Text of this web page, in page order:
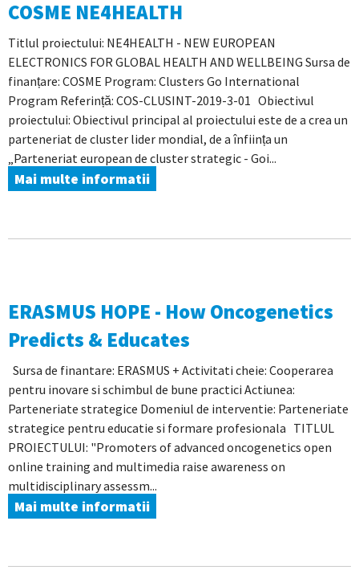
COSME NE4HEALTH
Titlul proiectului: NE4HEALTH - NEW EUROPEAN
ELECTRONICS FOR GLOBAL HEALTH AND WELLBEING Sursa de
finanțare: COSME Program: Clusters Go International
Program Referință: COS-CLUSINT-2019-3-01 Obiectivul
proiectului: Obiectivul principal al proiectului este de a crea un
parteneriat de cluster lider mondial, de a înființa un
„Parteneriat european de cluster strategic - Goi...
Mai multe informatii
ERASMUS HOPE - How Oncogenetics
Predicts & Educates
Sursa de finantare: ERASMUS + Activitati cheie: Cooperarea
pentru inovare si schimbul de bune practici Actiunea:
Parteneriate strategice Domeniul de interventie: Parteneriate
strategice pentru educatie si formare profesionala TITLUL
PROIECTULUI: "Promoters of advanced oncogenetics open
online training and multimedia raise awareness on
multidisciplinary assessm...
Mai multe informatii